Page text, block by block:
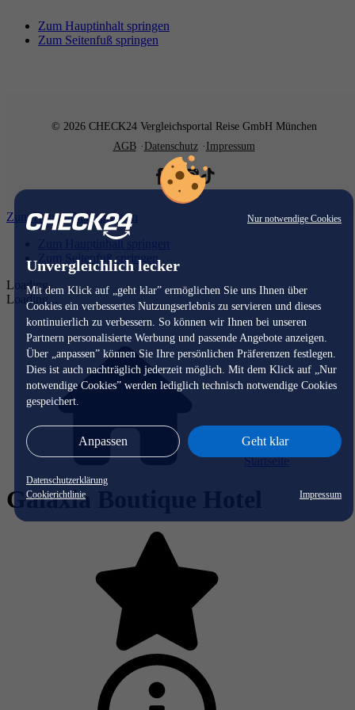
Nur notwendige Cookies
Unvergleichlich lecker
Mit dem Klick auf „geht klar” ermöglichen Sie uns Ihnen über
Cookies ein verbessertes Nutzungserlebnis zu servieren und dieses
kontinuierlich zu verbessern. So können wir Ihnen bei unseren
Partnern personalisierte Werbung und passende Angebote anzeigen.
Über „anpassen” können Sie Ihre persönlichen Präferenzen festlegen.
Dies ist auch nachträglich jederzeit möglich. Mit dem Klick auf „Nur
notwendige Cookies” werden lediglich technisch notwendige Cookies
gespeichert.
Anpassen Geht klar
Datenschutzerklärung
Cookierichtlinie
Impressum
Zum Hauptinhalt springen
Zum Seitenfuß springen
© 2026 CHECK24 Vergleichsportal Reise GmbH München
AGB
Datenschutz Impressum
Zum Hauptinhalt springen
Zum Hauptinhalt springen
Zum Seitenfuß springen
Loading...
Loading...
Startseite
Galaxia Boutique Hotel